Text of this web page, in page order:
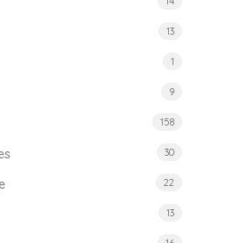
13
1
9
158
30
22
13